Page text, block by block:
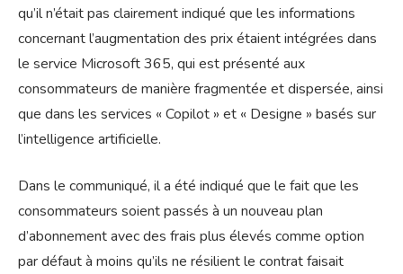
qu’il n’était pas clairement indiqué que les informations
concernant l’augmentation des prix étaient intégrées dans
le service Microsoft 365, qui est présenté aux
consommateurs de manière fragmentée et dispersée, ainsi
que dans les services « Copilot » et « Designe » basés sur
l’intelligence artificielle.
Dans le communiqué, il a été indiqué que le fait que les
consommateurs soient passés à un nouveau plan
d’abonnement avec des frais plus élevés comme option
par défaut à moins qu’ils ne résilient le contrat faisait